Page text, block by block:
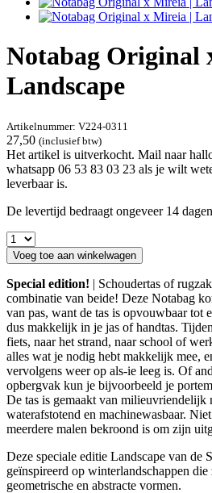
Notabag Original
Landscape
Artikelnummer: V224-0311
27,50 (inclusief btw)
Het artikel is uitverkocht. Mail naar
whatsapp 06 53 83 03 23 als je wilt
leverbaar is.
De levertijd bedraagt ongeveer 14
Voeg toe aan winkelwagen
Special edition! | Schoudertas of
combinatie van beide! Deze Notabag
van pas, want de tas is opvouwbaar tot
dus makkelijk in je jas of handtas.
fiets, naar het strand, naar school of
alles wat je nodig hebt makkelijk mee,
vervolgens weer op als-ie leeg is. Of
opbergvak kun je bijvoorbeeld je
De tas is gemaakt van milieuvriendelijk
waterafstotend en machinewasbaar.
meerdere malen bekroond is om zijn
Deze speciale editie Landscape van de
geïnspireerd op winterlandschappen die
geometrische en abstracte vormen.